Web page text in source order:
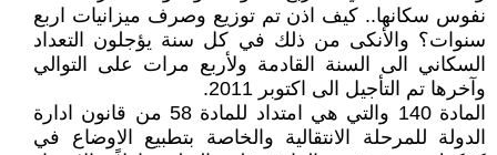
نفوس سكانها.. كيف اذن تم توزيع وصرف ميزانيات اربع
سنوات؟ والأنكى من ذلك في كل سنة يؤجلون التعداد
السكاني الى السنة القادمة ولأربع مرات على التوالي
وآخرها تم التأجيل الى اكتوبر 2011.
المادة 140 والتي هي امتداد للمادة 58 من قانون ادارة
الدولة للمرحلة الانتقالية والخاصة بتطبيع الاوضاع في